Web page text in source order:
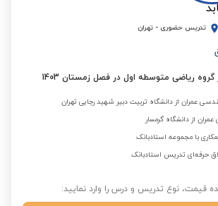
تدریس حضوری - تهران
گروه ریاضی متوسطه اول در فصل زمستان 1403
عمران از دانشگاه تربیت دبیر شهید رجایی تهران
از دانشگاه گرمسار
با مجموعه استادبانک
حرفه‌ای تدریس استادبانک
قیمت، نوع تدریس و درس را وارد نمایید: